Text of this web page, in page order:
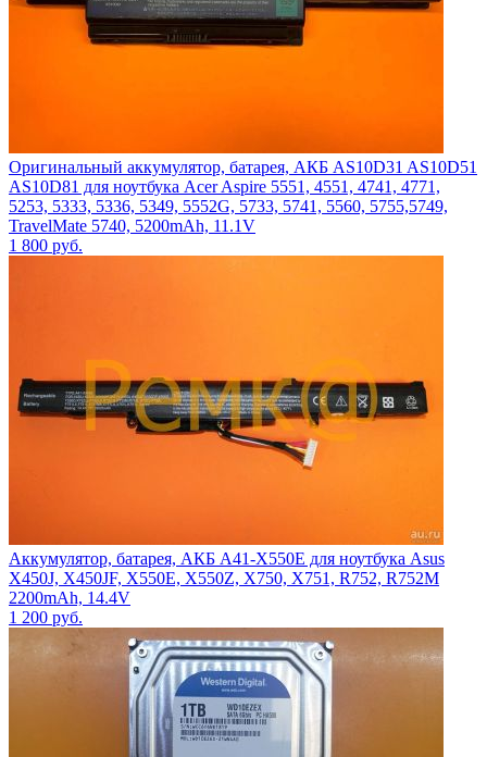
Оригинальный аккумулятор, батарея, АКБ AS10D31 AS10D51
AS10D81 для ноутбука Acer Aspire 5551, 4551, 4741, 4771,
5253, 5333, 5336, 5349, 5552G, 5733, 5741, 5560, 5755,5749,
TravelMate 5740, 5200mAh, 11.1V
1 800 руб.
Аккумулятор, батарея, АКБ A41-X550E для ноутбука Asus
X450J, X450JF, X550E, X550Z, X750, X751, R752, R752M
2200mAh, 14.4V
1 200 руб.